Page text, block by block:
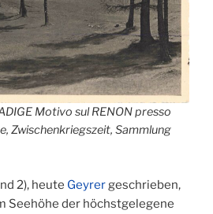
Motivo sul RENON presso
Zwischenkriegszeit, Sammlung
2), heute Geyrergeschrieben,
Seehöhe der höchstgelegene